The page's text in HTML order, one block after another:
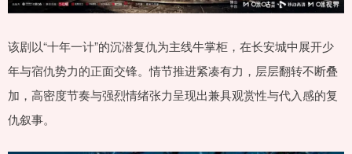
该剧以“十年一计”的沉潜复仇为主线牛掌柜，在长安城中展开少
年与宿仇势力的正面交锋。情节推进紧凑有力，层层翻转不断叠
加，高密度节奏与强烈情绪张力呈现出兼具观赏性与代入感的复
仇叙事。